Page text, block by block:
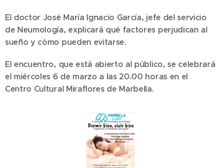
El doctor José María Ignacio García, jefe del servicio
de Neumología, explicará qué factores perjudican al
sueño y cómo pueden evitarse.
El encuentro, que está abierto al público, se celebrará
el miércoles 6 de marzo a las 20.00 horas en el
Centro Cultural Miraflores de Marbella.